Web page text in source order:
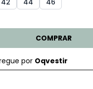
COMPRAR
por Oqvestir